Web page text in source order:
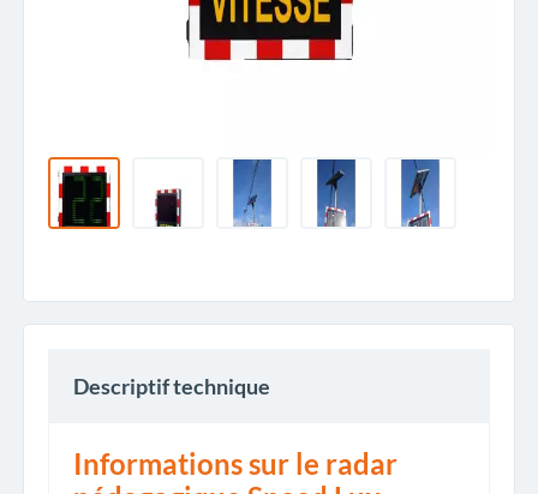
Descriptif technique
Informations sur le radar